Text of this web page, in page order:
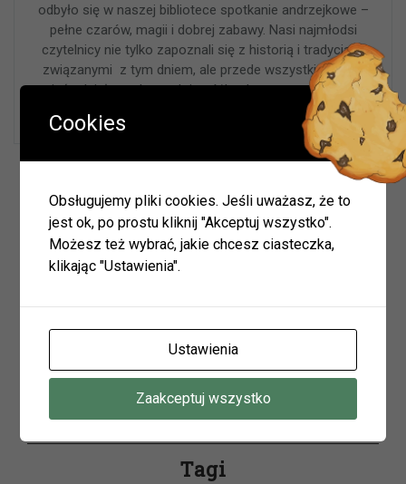
odbyło się w naszej bibliotece spotkanie andrzejkowe –
pełne czarów, magii i dobrej zabawy. Nasi najmłodsi
czytelnicy nie tylko zapoznali się z historią i tradycjami
związanymi z tym dniem, ale przede wszystkim mogli
wziąć udział w zabawach i wróżbach przepowiadających
Archiwum
Tagi
Cookies
Obsługujemy pliki cookies. Jeśli uważasz, że to
jest ok, po prostu kliknij "Akceptuj wszystko".
Możesz też wybrać, jakie chcesz ciasteczka,
klikając "Ustawienia".
Ustawienia
Zaakceptuj wszystko